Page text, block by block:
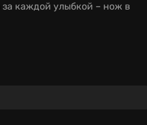
за каждой улыбкой – нож в